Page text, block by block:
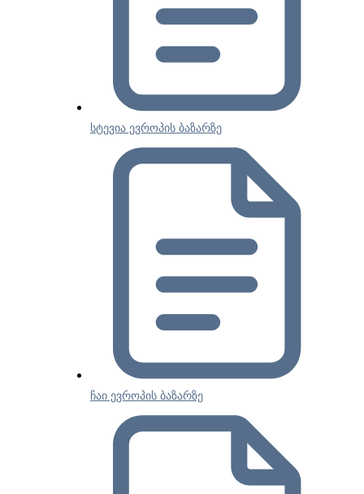
სტევია ევროპის ბაზარზე
ჩაი ევროპის ბაზარზე